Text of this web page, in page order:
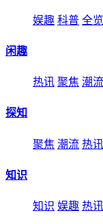
娱趣 科普 全览
闲趣
热讯 聚焦 潮流
探知
聚焦 潮流 热讯
知识
知识 娱趣 热讯